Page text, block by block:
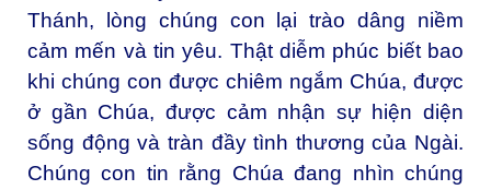
Thánh, lòng chúng con lại trào dâng niềm
cảm mến và tin yêu. Thật diễm phúc biết bao
khi chúng con được chiêm ngắm Chúa, được
ở gần Chúa, được cảm nhận sự hiện diện
sống động và tràn đầy tình thương của Ngài.
Chúng con tin rằng Chúa đang nhìn chúng